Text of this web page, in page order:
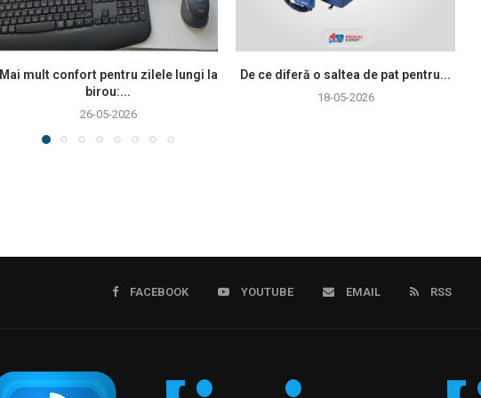
Mai mult confort pentru zilele lungi la
birou:...
26-05-2026
De ce diferă o saltea de pat pentru...
18-05-2026
FACEBOOK YOUTUBE EMAIL RSS